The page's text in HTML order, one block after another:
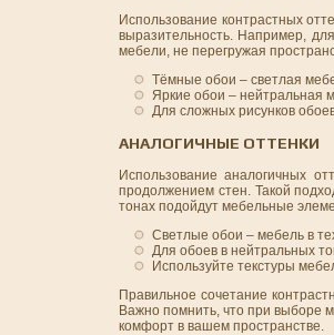
Использование контрастных
выразительность. Например,
мебели, не перегружая
Тёмные обои – светлая
Яркие обои – нейтральная
Для сложных рисунков
АНАЛОГИЧНЫЕ ОТТЕНКИ
Использование аналогичных
продолжением стен. Такой
тонах подойдут мебельные
Светлые обои – мебель в
Для обоев в нейтральных
Используйте текстуры
Правильное сочетание
Важно помнить, что при выборе
комфорт в вашем пространстве.